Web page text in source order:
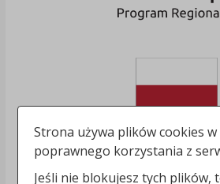
Strona używa plików cookies w
poprawnego korzystania z
Jeśli nie blokujesz tych plików,